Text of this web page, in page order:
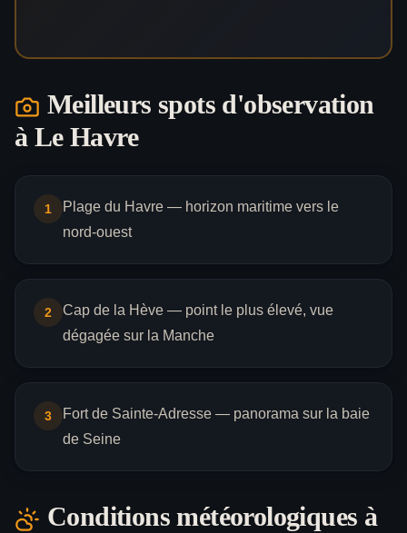
Meilleurs spots d'observation
à Le Havre
1
Plage du Havre — horizon maritime vers le
nord-ouest
2
Cap de la Hève — point le plus élevé, vue
dégagée sur la Manche
3
Fort de Sainte-Adresse — panorama sur la baie
de Seine
Conditions météorologiques à